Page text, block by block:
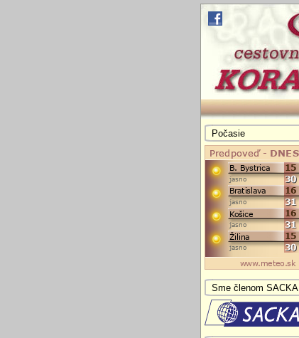
Počasie
Sme členom SACKA